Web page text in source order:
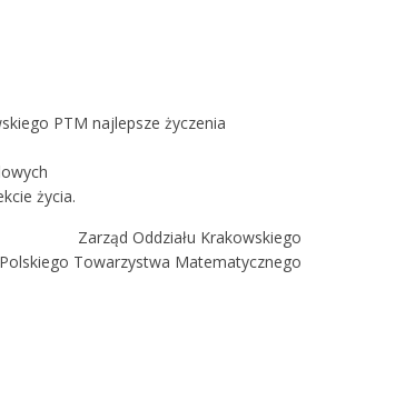
PTM najlepsze życzenia
życia.
Zarząd Oddziału Krakowskiego
Polskiego Towarzystwa Matematycznego